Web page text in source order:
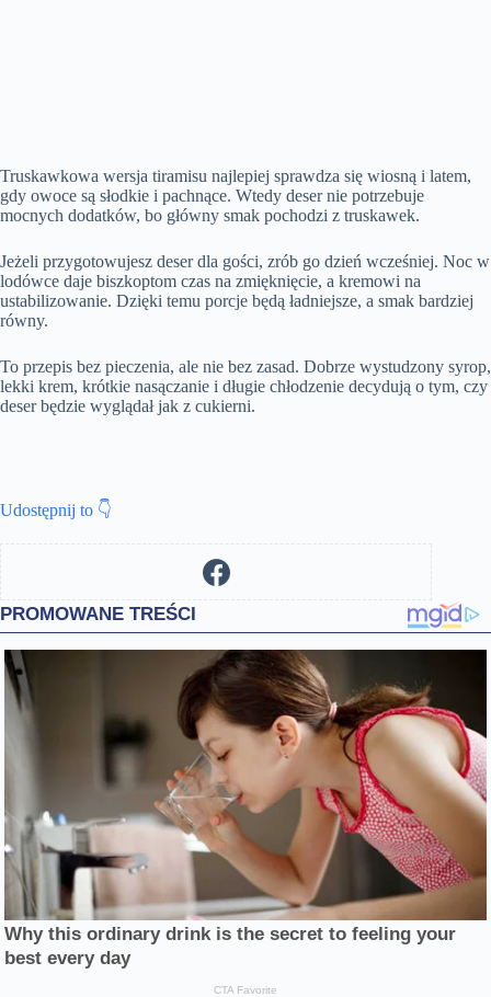
Truskawkowa wersja tiramisu najlepiej sprawdza się wiosną i latem,
gdy owoce są słodkie i pachnące. Wtedy deser nie potrzebuje
mocnych dodatków, bo główny smak pochodzi z truskawek.
Jeżeli przygotowujesz deser dla gości, zrób go dzień wcześniej. Noc w
lodówce daje biszkoptom czas na zmięknięcie, a kremowi na
ustabilizowanie. Dzięki temu porcje będą ładniejsze, a smak bardziej
równy.
To przepis bez pieczenia, ale nie bez zasad. Dobrze wystudzony syrop,
lekki krem, krótkie nasączanie i długie chłodzenie decydują o tym, czy
deser będzie wyglądał jak z cukierni.
Udostępnij to 👇